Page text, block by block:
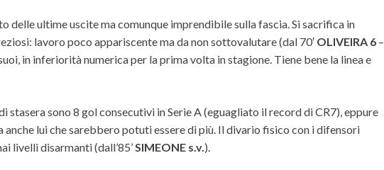
delle ultime uscite ma comunque imprendibile sulla fascia. Si sacrifica in
lavoro poco appariscente ma da non sottovalutare (dal 70′ OLIVEIRA 6 –
in inferiorità numerica per la prima volta in stagione. Tiene bene la linea e
stasera sono 8 gol consecutivi in Serie A (eguagliato il record di CR7), eppure
anche lui che sarebbero potuti essere di più. Il divario fisico con i difensori
livelli disarmanti (dall’85’SIMEONE s.v.).